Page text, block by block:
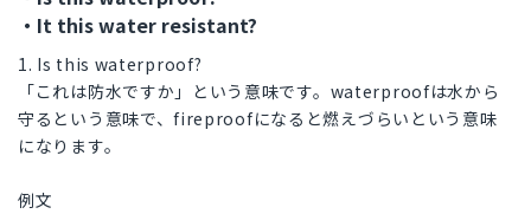
・It this water resistant?
1. Is this waterproof?
「これは防水ですか」という意味です。waterproofは水から
守るという意味で、fireproofになると燃えづらいという意味
になります。
例文